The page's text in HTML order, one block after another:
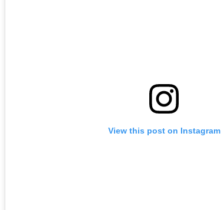
View this post on Instagram